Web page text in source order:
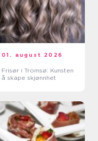
01. august 2026
Frisør i Tromsø: Kunsten
å skape skjønnhet